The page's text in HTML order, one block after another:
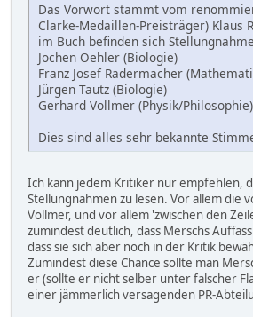
Das Vorwort stammt vom
Clarke-Medaillen-Preisträger) Klaus
im Buch befinden sich
Jochen Oehler (Biologie)
Franz Josef Radermacher
Jürgen Tautz (Biologie)
Gerhard Vollmer (Physik/Philosophie)
Dies sind alles sehr bekannte
Ich kann jedem Kritiker nur empfehlen,
Stellungnahmen zu lesen. Vor allem die
Vollmer, und vor allem 'zwischen den
zumindest deutlich, dass Merschs
dass sie sich aber noch in der Kritik
Zumindest diese Chance sollte man
er (sollte er nicht selber unter falscher
einer jämmerlich versagenden PR-